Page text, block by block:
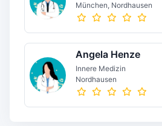
München, Nordhausen
Angela Henze
Innere Medizin
Nordhausen